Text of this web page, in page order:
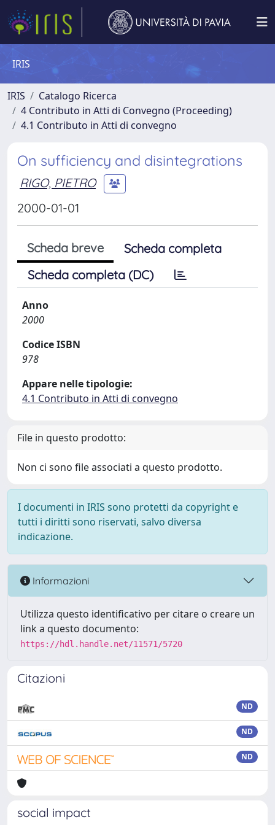
IRIS
IRIS
Catalogo Ricerca
4 Contributo in Atti di Convegno (Proceeding)
4.1 Contributo in Atti di convegno
On sufficiency and disintegrations
RIGO, PIETRO
2000-01-01
Scheda breve
Scheda completa
Scheda completa (DC)
Anno
2000
Codice ISBN
978
Appare nelle tipologie:
4.1 Contributo in Atti di convegno
File in questo prodotto:
Non ci sono file associati a questo prodotto.
I documenti in IRIS sono protetti da copyright e
tutti i diritti sono riservati, salvo diversa
indicazione.
Informazioni
Utilizza questo identificativo per citare o creare un
link a questo documento:
https://hdl.handle.net/11571/5720
Citazioni
ND
ND
ND
social impact